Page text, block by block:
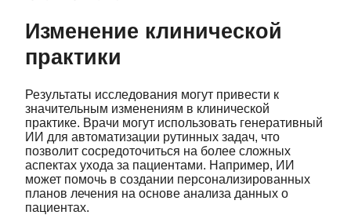
Изменение клинической
практики
Результаты исследования могут привести к
значительным изменениям в клинической
практике. Врачи могут использовать генеративный
ИИ для автоматизации рутинных задач, что
позволит сосредоточиться на более сложных
аспектах ухода за пациентами. Например, ИИ
может помочь в создании персонализированных
планов лечения на основе анализа данных о
пациентах.